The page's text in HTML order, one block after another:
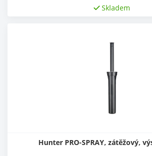
Skladem
Hunter PRO-SPRAY, zátěžový,